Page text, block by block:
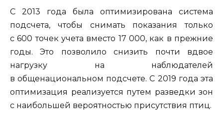
С 2013 года была оптимизирована система
подсчета, чтобы снимать показания только
с 600 точек учета вместо 17 000, как в прежние
годы. Это позволило снизить почти вдвое
нагрузку на наблюдателей
в общенациональном подсчете. С 2019 года эта
оптимизация реализуется путем разведки зон
с наибольшей вероятностью присутствия птиц.